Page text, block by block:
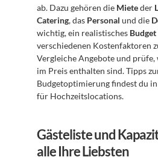
ab. Dazu gehören die Miete der
Catering, das Personal und die
wichtig, ein realistisches Budget
verschiedenen Kostenfaktoren
Vergleiche Angebote und prüfe,
im Preis enthalten sind. Tipps
Budgetoptimierung findest du
für Hochzeitslocations.
Gästeliste und
alle Ihre Liebsten